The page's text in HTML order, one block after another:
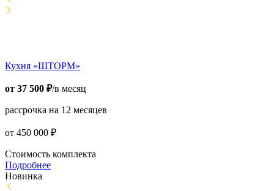
Кухня «ШТОРМ»
от 37 500 ₽/в месяц
рассрочка на 12 месяцев
от 450 000 ₽
Стоимость комплекта
Подробнее
Новинка